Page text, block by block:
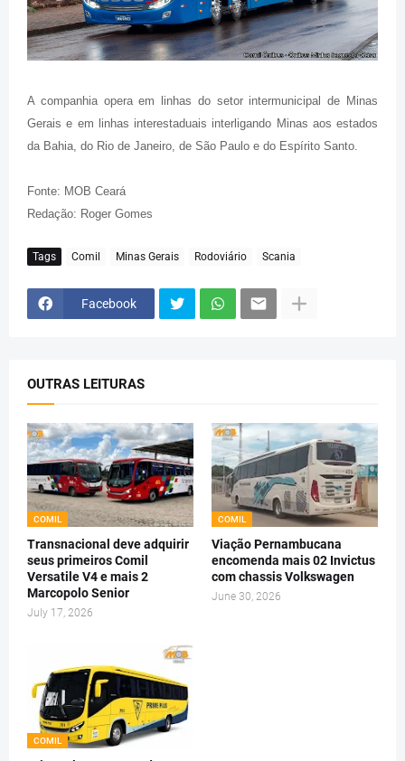
A companhia opera em linhas do setor intermunicipal de Minas
Gerais e em linhas interestaduais interligando Minas aos estados
da Bahia, do Rio de Janeiro, de São Paulo e do Espírito Santo.
Fonte: MOB Ceará
Redação: Roger Gomes
Tags Comil Minas Gerais Rodoviário Scania
Facebook
OUTRAS LEITURAS
COMIL
Transnacional deve adquirir
seus primeiros Comil
Versatile V4 e mais 2
Marcopolo Senior
July 17, 2026
COMIL
Viação Pernambucana
encomenda mais 02 Invictus
com chassis Volkswagen
June 30, 2026
COMIL